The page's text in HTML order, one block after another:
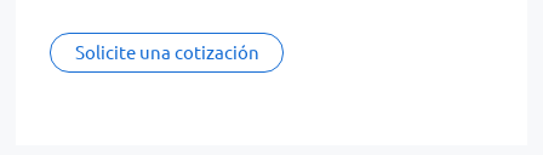
Solicite una cotización